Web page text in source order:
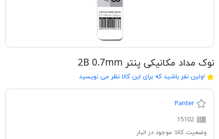
نوک مداد مکانیکی پنتر 2B 0.7mm
اولین نفر باشید که برای این کالا نظر می نویسید
Panter
15102
وضعیت کالا: موجود در انبار